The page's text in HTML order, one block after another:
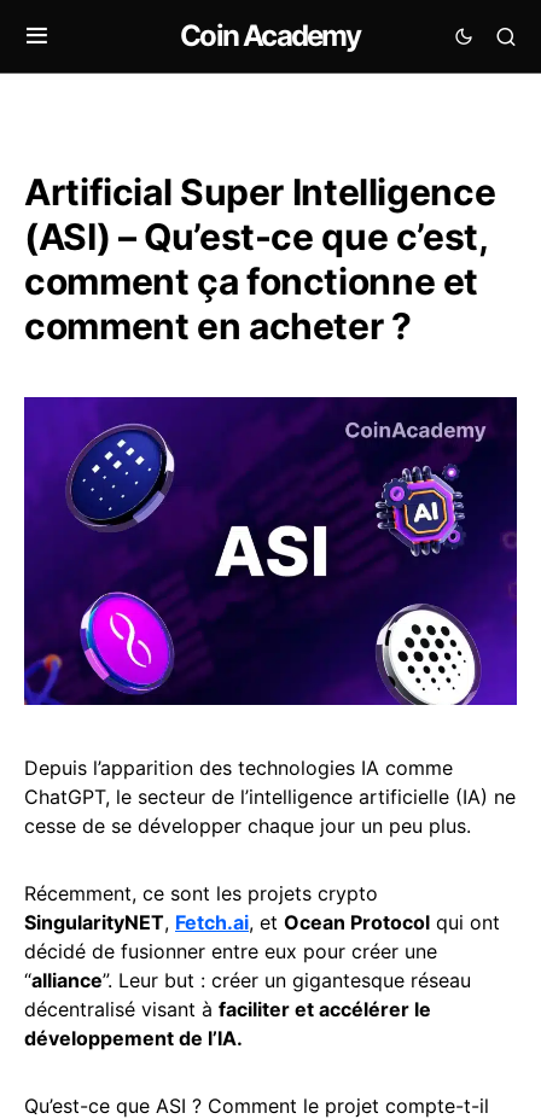
Coin Academy
Artificial Super Intelligence
(ASI) – Qu’est-ce que c’est,
comment ça fonctionne et
comment en acheter ?
Depuis l’apparition des technologies IA comme
ChatGPT, le secteur de l’intelligence artificielle (IA) ne
cesse de se développer chaque jour un peu plus.
Récemment, ce sont les projets crypto
SingularityNET, Fetch.ai, et Ocean Protocol qui ont
décidé de fusionner entre eux pour créer une
“alliance”. Leur but : créer un gigantesque réseau
décentralisé visant à faciliter et accélérer le
développement de l’IA.
Qu’est-ce que ASI ? Comment le projet compte-t-il